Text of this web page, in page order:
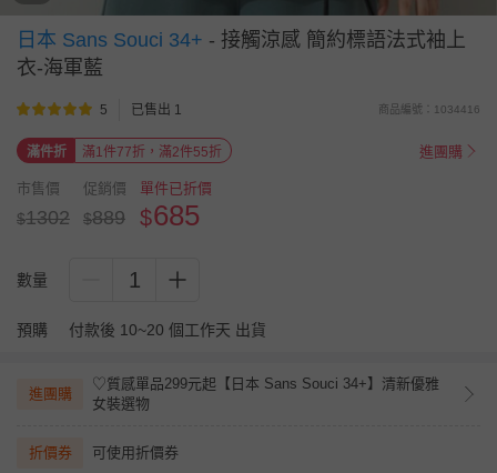
日本 Sans Souci 34+ - 接觸涼感 簡約標語法式袖上
衣-海軍藍
5 已售出 1 商品編號：1034416
滿件折 滿1件77折，滿2件55折 進團購
市售價
$1302
促銷價
$889
單件已折價
$685
數量 1
預購 付款後 10~20 個工作天 出貨
進團購
♡質感單品299元起【日本 Sans Souci 34+】清新優雅
女裝選物
折價券 可使用折價券